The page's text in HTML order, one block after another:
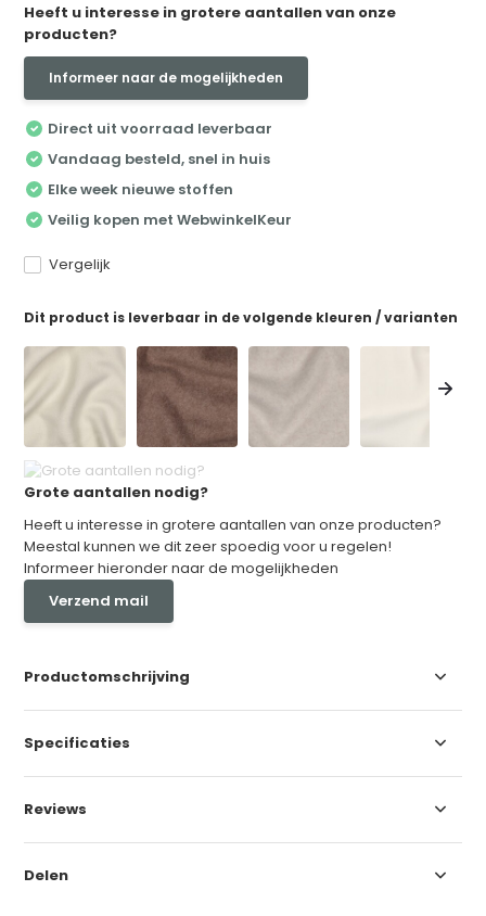
Heeft u interesse in grotere aantallen van onze
producten?
Informeer naar de mogelijkheden
Direct uit voorraad leverbaar
Vandaag besteld, snel in huis
Elke week nieuwe stoffen
Veilig kopen met WebwinkelKeur
Vergelijk
Dit product is leverbaar in de volgende kleuren / varianten
Grote aantallen nodig?
Heeft u interesse in grotere aantallen van onze producten?
Meestal kunnen we dit zeer spoedig voor u regelen!
Informeer hieronder naar de mogelijkheden
Verzend mail
Productomschrijving
Specificaties
Reviews
Delen